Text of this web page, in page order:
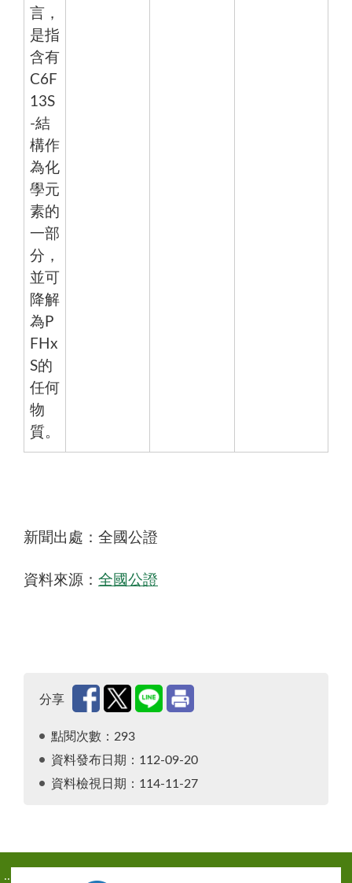
言，
是指
含有
C6F
13S
-結
構作
為化
學元
素的
一部
分，
並可
降解
為P
FHx
S的
任何
物
質。
新聞出處：全國公證
資料來源： 全國公證
分享
點閱次數：293
資料發布日期：112-09-20
資料檢視日期：114-11-27